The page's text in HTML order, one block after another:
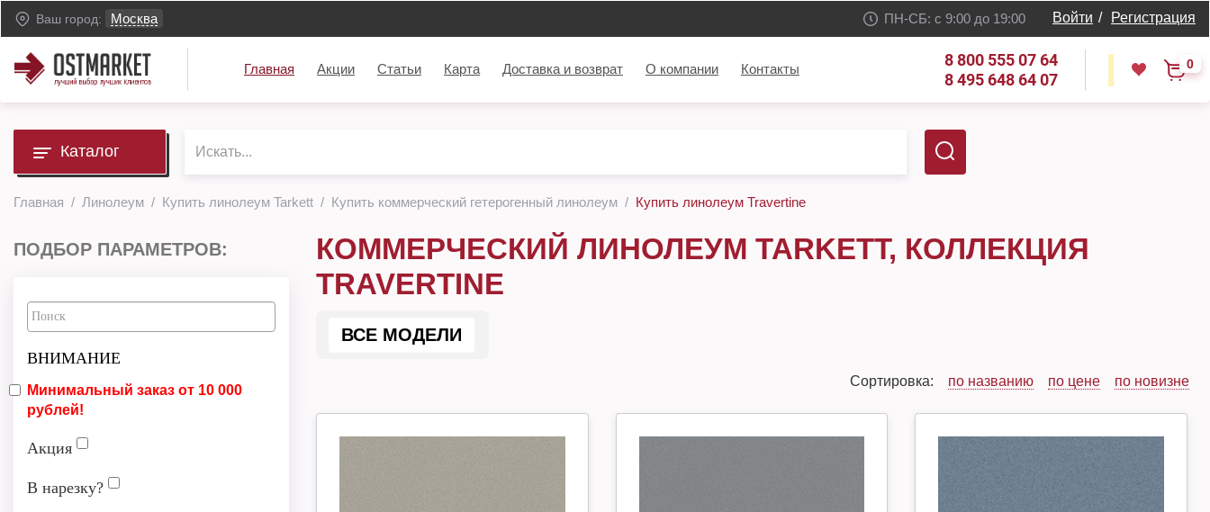
Ваш город: Москва ПН-СБ: с 9:00 до 19:00 Войти / Регистрация
Главная Акции Статьи Карта Доставка и возврат О компании Контакты
8 800 555 07 64
8 495 648 64 07
0
Каталог
Главная Линолеум Купить линолеум Tarkett Купить коммерческий гетерогенный линолеум Купить линолеум Travertine
ПОДБОР ПАРАМЕТРОВ:
ВНИМАНИЕ
Минимальный заказ от 10 000
рублей!
Акция
В нарезку?
КОММЕРЧЕСКИЙ ЛИНОЛЕУМ TARKETT, КОЛЛЕКЦИЯ
TRAVERTINE
ВСЕ МОДЕЛИ
Сортировка: по названию по цене по новизне